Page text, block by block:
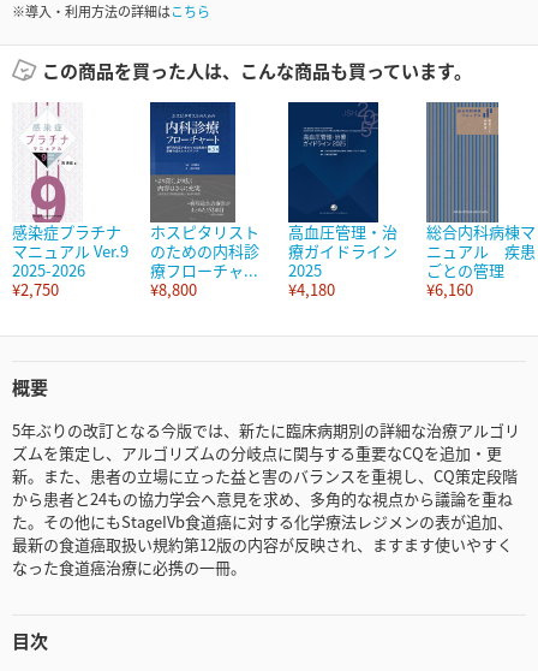
※導入・利用方法の詳細はこちら
この商品を買った人は、こんな商品も買っています。
感染症プラチナ
マニュアル Ver.9
2025-2026
¥2,750
ホスピタリスト
のための内科診
療フローチャ...
¥8,800
高血圧管理・治
療ガイドライン
2025
¥4,180
総合内科病棟マ
ニュアル 疾患
ごとの管理
¥6,160
概要
5年ぶりの改訂となる今版では、新たに臨床病期別の詳細な治療アルゴリ
ズムを策定し、アルゴリズムの分岐点に関与する重要なCQを追加・更
新。また、患者の立場に立った益と害のバランスを重視し、CQ策定段階
から患者と24もの協力学会へ意見を求め、多角的な視点から議論を重ね
た。その他にもStageIVb食道癌に対する化学療法レジメンの表が追加、
最新の食道癌取扱い規約第12版の内容が反映され、ますます使いやすく
なった食道癌治療に必携の一冊。
目次